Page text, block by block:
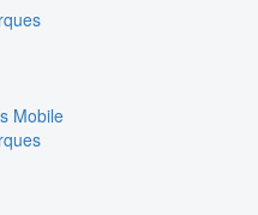
Mobile